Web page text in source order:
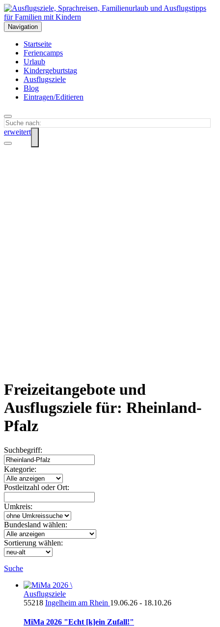
Navigation
Startseite
Feriencamps
Urlaub
Kindergeburtstag
Ausflugsziele
Blog
Eintragen/Editieren
erweitert
Freizeitangebote und
Ausflugsziele für: Rheinland-
Pfalz
Suchbegriff:
Kategorie:
Postleitzahl oder Ort:
Umkreis:
Bundesland wählen:
Sortierung wählen:
Suche
Ausflugsziele
55218 Ingelheim am Rhein 19.06.26 - 18.10.26
MiMa 2026 "Echt [k]ein Zufall!"